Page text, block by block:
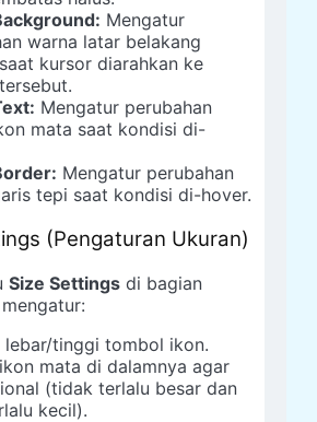
Mengatur
warna latar belakang
kursor diarahkan ke
Mengatur perubahan
mata saat kondisi di-
Mengatur perubahan
tepi saat kondisi di-hover.
(Pengaturan Ukuran)
Size Settings di bagian
lebar/tinggi tombol ikon.
mata di dalamnya agar
(tidak terlalu besar dan
kecil).